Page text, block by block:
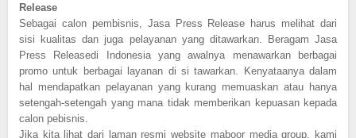
Release
Sebagai calon pembisnis, Jasa Press Release harus melihat dari
sisi kualitas dan juga pelayanan yang ditawarkan. Beragam Jasa
Press Releasedi Indonesia yang awalnya menawarkan berbagai
promo untuk berbagai layanan di si tawarkan. Kenyataanya dalam
hal mendapatkan pelayanan yang kurang memuaskan atau hanya
setengah-setengah yang mana tidak memberikan kepuasan kepada
calon pebisnis.
Jika kita lihat dari laman resmi website maboor media group, kami